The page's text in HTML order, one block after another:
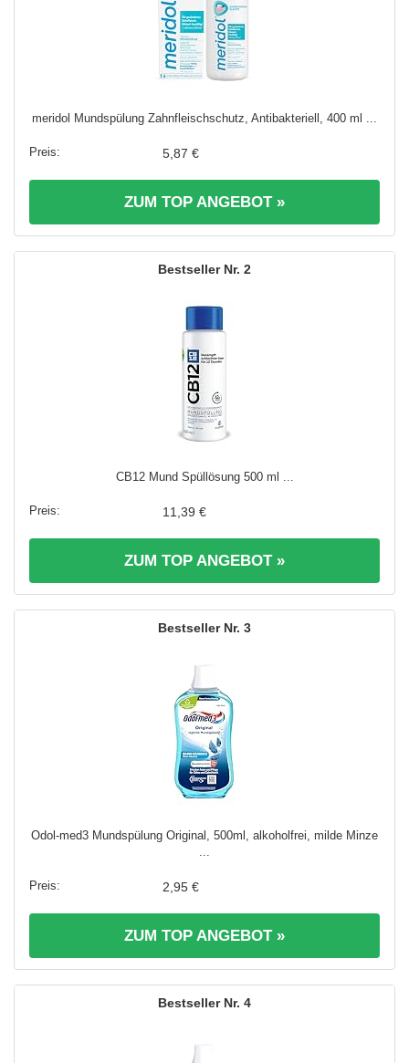
meridol Mundspülung Zahnfleischschutz, Antibakteriell, 400 ml ...
5,87 €
ZUM TOP ANGEBOT »
2
CB12 Mund Spüllösung 500 ml ...
11,39 €
ZUM TOP ANGEBOT »
3
Odol-med3 Mundspülung Original, 500ml, alkoholfrei, milde Minze
2,95 €
ZUM TOP ANGEBOT »
4